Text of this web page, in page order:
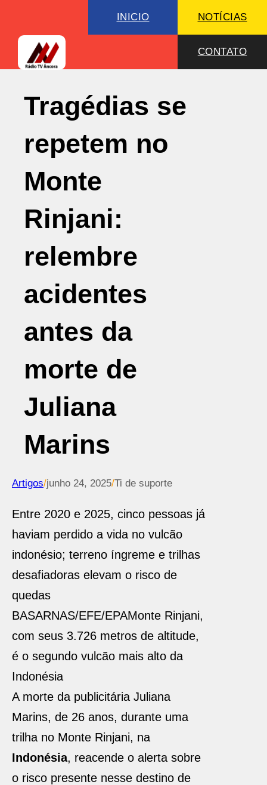
INICIO NOTÍCIAS
CONTATO
Tragédias se
repetem no
Monte
Rinjani:
relembre
acidentes
antes da
morte de
Juliana
Marins
Artigos/junho 24, 2025/Ti de suporte
Entre 2020 e 2025, cinco pessoas já
haviam perdido a vida no vulcão
indonésio; terreno íngreme e trilhas
desafiadoras elevam o risco de
quedas
BASARNAS/EFE/EPAMon­te Rinjani,
com seus 3.726 metros de altitude,
é o segundo vulcão mais alto da
Indonésia
A morte da publicitária Juliana
Marins, de 26 anos, durante uma
trilha no Monte Rinjani, na
Indonésia, reacende o alerta sobre
o risco presente nesse destino de